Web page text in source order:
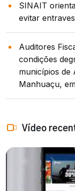
SINAIT
evitar
Auditores
condições
municípios de
Manhuaçu,
Vídeo